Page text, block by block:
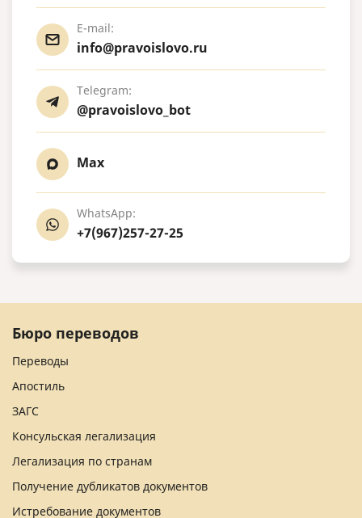
E-mail:
info@pravoislovo.ru
Telegram:
@pravoislovo_bot
Max
WhatsApp:
+7(967)257-27-25
Бюро переводов
Переводы
Апостиль
ЗАГС
Консульская легализация
Легализация по странам
Получение дубликатов документов
Истребование документов